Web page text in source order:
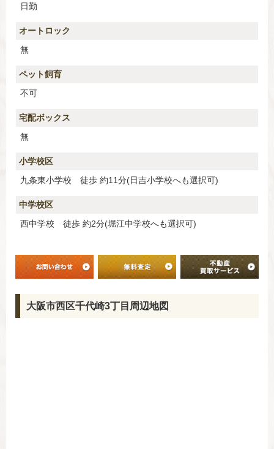
日勤
オートロック
無
ペット飼育
不可
宅配ボックス
無
小学校区
九条東小学校 徒歩 約11分(日吉小学校へも選択可)
中学校区
西中学校 徒歩 約2分(堀江中学校へも選択可)
大阪市西区千代崎3丁目周辺地図